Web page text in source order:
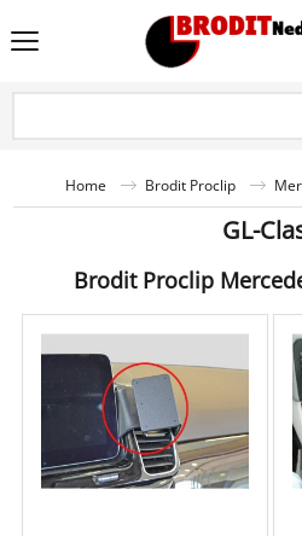
Home Brodit Proclip
GL-
Brodit Proclip